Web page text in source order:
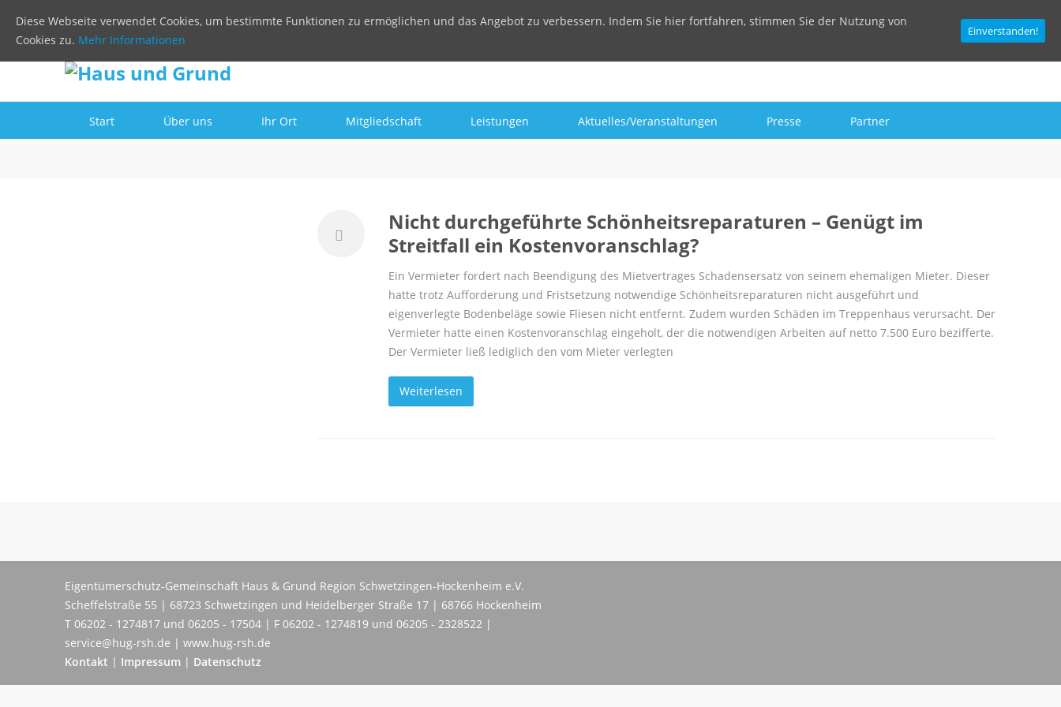
Start Über uns Ihr Ort Mitgliedschaft Leistungen Aktuelles/Veranstaltungen Presse Partner
Nicht durchgeführte Schönheitsreparaturen – Genügt im
Streitfall ein Kostenvoranschlag?
Ein Vermieter fordert nach Beendigung des Mietvertrages Schadensersatz von seinem ehemaligen Mieter. Dieser
hatte trotz Aufforderung und Fristsetzung notwendige Schönheitsreparaturen nicht ausgeführt und
eigenverlegte Bodenbeläge sowie Fliesen nicht entfernt. Zudem wurden Schäden im Treppenhaus verursacht. Der
Vermieter hatte einen Kostenvoranschlag eingeholt, der die notwendigen Arbeiten auf netto 7.500 Euro bezifferte.
Der Vermieter ließ lediglich den vom Mieter verlegten
Weiterlesen
Eigentümerschutz-Gemeinschaft Haus & Grund Region Schwetzingen-Hockenheim e.V.
Scheffelstraße 55 | 68723 Schwetzingen und Heidelberger Straße 17 | 68766 Hockenheim
T 06202 - 1274817 und 06205 - 17504 | F 06202 - 1274819 und 06205 - 2328522 |
service@hug-rsh.de | www.hug-rsh.de
Kontakt | Impressum | Datenschutz
Diese Webseite verwendet Cookies, um bestimmte Funktionen zu ermöglichen und das Angebot zu verbessern. Indem Sie hier fortfahren, stimmen Sie der Nutzung von
Cookies zu. Mehr Informationen
Einverstanden!